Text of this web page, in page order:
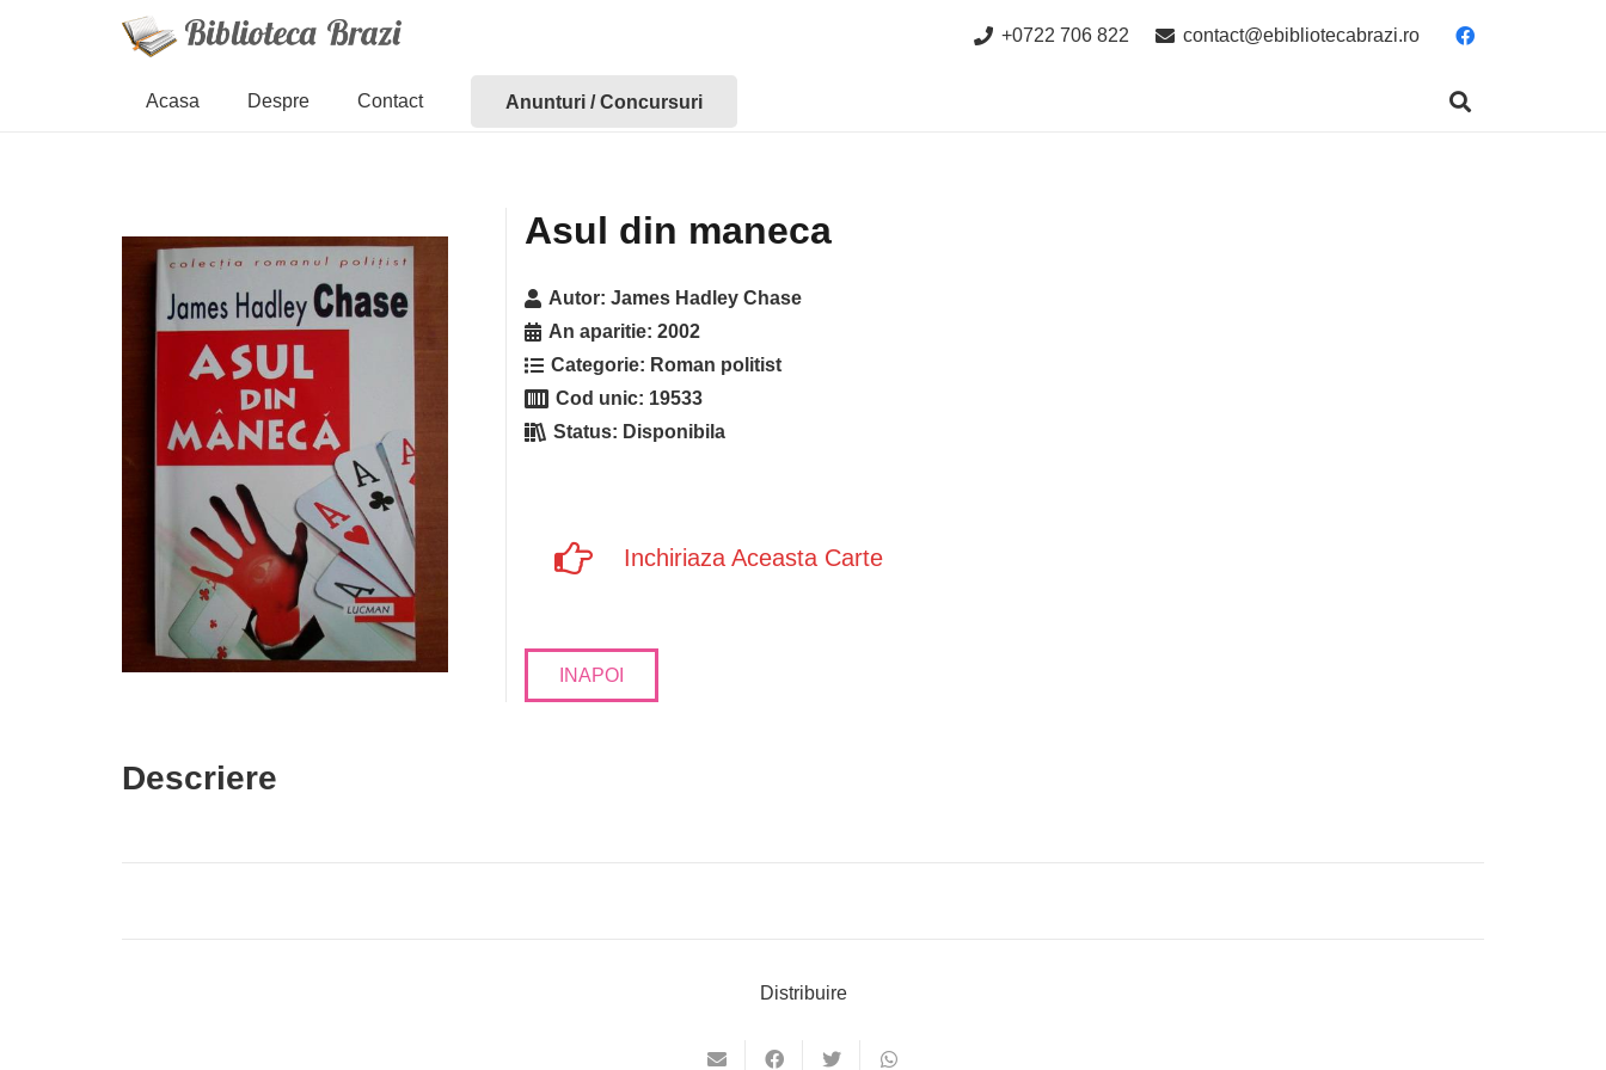
+0722 706 822 contact@ebibliotecabrazi.ro
Acasa Despre Contact Anunturi / Concursuri
Asul din maneca
Autor:James Hadley Chase
An aparitie:2002
Categorie: Roman politist
Cod unic: 19533
Status: Disponibila
Inchiriaza Aceasta Carte
INAPOI
Descriere
Distribuire